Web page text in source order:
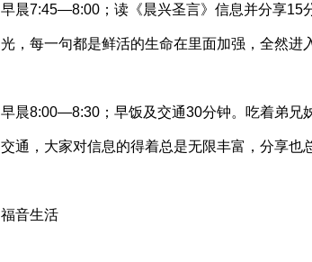
早晨7:45—8:00；读《晨兴圣言》信息并分享15
光，每一句都是鲜活的生命在里面加强，全然进
早晨8:00—8:30；早饭及交通30分钟。吃着弟兄
交通，大家对信息的得着总是无限丰富，分享也
福音生活